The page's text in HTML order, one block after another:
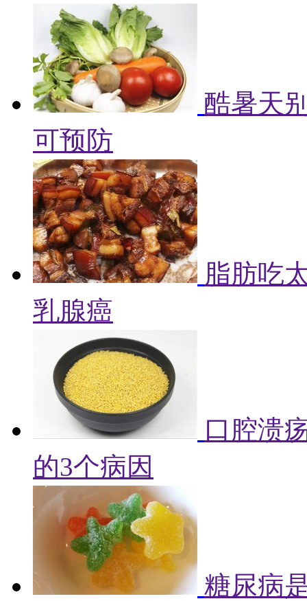
酷暑天
可预防
脂肪吃
乳腺癌
口腔溃
的3个病因
糖尿病